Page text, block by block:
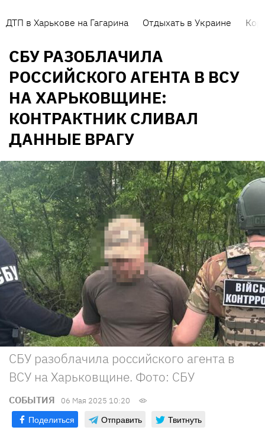
ДТП в Харькове на Гагарина Отдыхать в Украине
СБУ РАЗОБЛАЧИЛА
РОССИЙСКОГО АГЕНТА В ВСУ
НА ХАРЬКОВЩИНЕ:
КОНТРАКТНИК СЛИВАЛ
ДАННЫЕ ВРАГУ
СБУ разоблачила российского агента в
ВСУ на Харьковщине. Фото: СБУ
СОБЫТИЯ 06 Мая 2025 10:20
Поделиться Отправить Твитнуть